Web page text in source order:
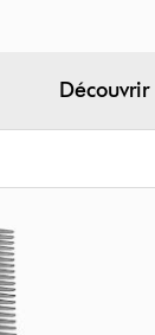
Découvrir